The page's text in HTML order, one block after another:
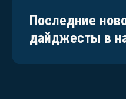
Последние
дайджесты в